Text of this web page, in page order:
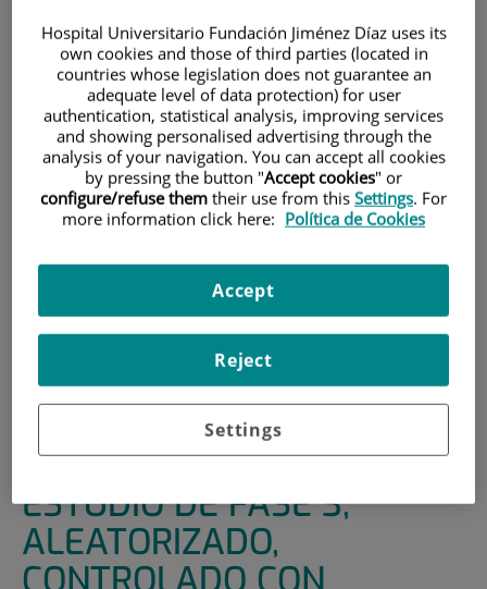
contenido
ESTUDIO DE FASE 3, ALEATORIZADO, CONTROLADO
CON PLACEBO, CON DOBLE CIEGO Y DE GRUPOS
PARALELOS PARA EVALUAR LA EFICACIA, LA SEGURIDAD
SAR440340/REGN3500/ITEPEKIMAB (ANTI-IL-33) EN
PACIENTES CON ENFERMEDAD PULMONAR
OBSTRUCTIVA CRÓNICA (EPOC) DE MODERADA A GRAVE
ESTUDIO DE FASE 3,
ALEATORIZADO,
Hospital Universitario Fundación Jiménez Díaz uses its
own cookies and those of third parties (located in
countries whose legislation does not guarantee an
adequate level of data protection) for user
authentication, statistical analysis, improving services
and showing personalised advertising through the
analysis of your navigation. You can accept all cookies
by pressing the button "Accept cookies" or
configure/refuse them their use from this Settings. For
more information click here: Política de Cookies
Settings
Reject
Accept